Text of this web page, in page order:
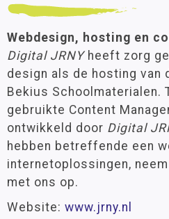
Privacy
Cookies
Disclaimer
Toegankelijkheid
Sitemap
Colofon
Cookie-instellingen
Webdesign, hosting en
Digital JRNYheeft zorg
design als de hosting van
Bekius Schoolmaterialen.
gebruikte Content
ontwikkeld door Digital
hebben betreffende een
internetoplossingen,
met ons op.
Website: www.jrny.nl